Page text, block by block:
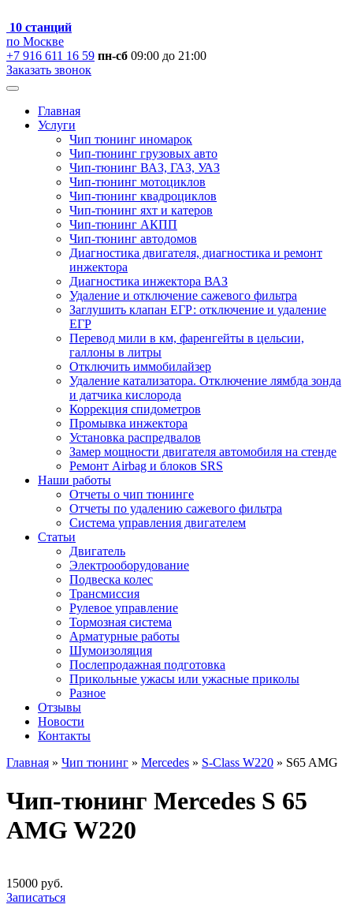
10 станций
по Москве
+7 916 611 16 59 пн-сб 09:00 до 21:00
Заказать звонок
Главная
Услуги
Чип тюнинг иномарок
Чип-тюнинг грузовых авто
Чип-тюнинг ВАЗ, ГАЗ, УАЗ
Чип-тюнинг мотоциклов
Чип-тюнинг квадроциклов
Чип-тюнинг яхт и катеров
Чип-тюнинг АКПП
Чип-тюнинг автодомов
Диагностика двигателя, диагностика и ремонт
инжектора
Диагностика инжектора ВАЗ
Удаление и отключение сажевого фильтра
Заглушить клапан ЕГР: отключение и удаление
ЕГР
Перевод мили в км, фаренгейты в цельсии,
галлоны в литры
Отключить иммобилайзер
Удаление катализатора. Отключение лямбда зонда
и датчика кислорода
Коррекция спидометров
Промывка инжектора
Установка распредвалов
Замер мощности двигателя автомобиля на стенде
Ремонт Airbag и блоков SRS
Наши работы
Отчеты о чип тюнинге
Отчеты по удалению сажевого фильтра
Система управления двигателем
Статьи
Двигатель
Электрооборудование
Подвеска колес
Трансмиссия
Рулевое управление
Тормозная система
Арматурные работы
Шумоизоляция
Послепродажная подготовка
Прикольные ужасы или ужасные приколы
Разное
Отзывы
Новости
Контакты
Главная » Чип тюнинг » Mercedes » S-Class W220 » S65 AMG
Чип-тюнинг Mercedes S 65
AMG W220
15000 руб.
Записаться